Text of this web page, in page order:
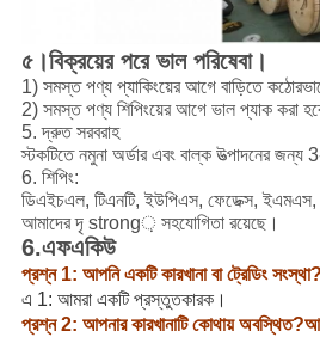
৫।বিক্রয়ের পরে ভাল পরিষেবা।
1) সমস্ত পণ্য প্যাকিংয়ের আগে বাড়িতে
2) সমস্ত পণ্য শিপিংয়ের আগে ভাল প্যাক করা
5. দ্রুত সরবরাহ
স্টকটিতে নমুনা অর্ডার এবং বাল্ক উত্পাদনের জন্য
6. শিপিং:
ডিএইচএল, টিএনটি, ইউপিএস, ফেডেক্স, ইএমএস,
আমাদের দৃ strong় সহযোগিতা রয়েছে।
6.এফএকিউ
প্রশ্ন 1: আপনি একটি কারখানা বা ট্রেডিং সংস্থা?
এ 1: আমরা একটি প্রস্তুতকারক।
প্রশ্ন 2: আপনার কারখানাটি কোথায়